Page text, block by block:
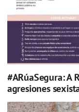
#ARúaSegura: A
agresiones